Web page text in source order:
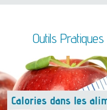
Outils Pratiques